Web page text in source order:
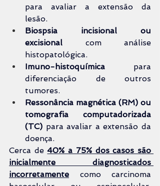
para avaliar a extensão da
lesão.
Biospsia incisional ou
excisional com análise
histopatológica.
Imuno-histoquímica para
diferenciação de outros
tumores.
Ressonância magnética (RM) ou
tomografia computadorizada
(TC) para avaliar a extensão da
doença.
Cerca de 40% a 75% dos casos são
inicialmente diagnosticados
incorretamente como carcinoma